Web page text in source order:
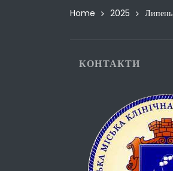
Home 2025 Липень
КОНТАКТИ